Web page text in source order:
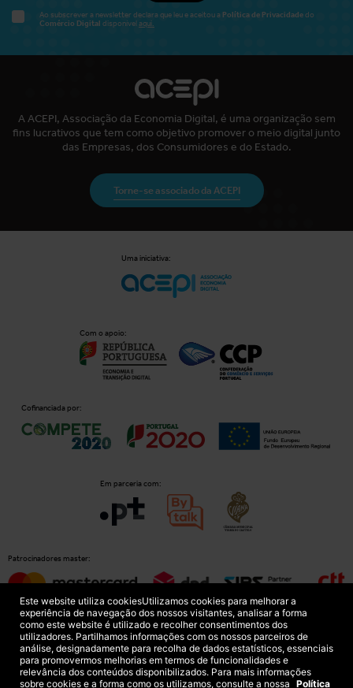
Ao subscrever a newsletter declara que leu e aceitou a Política de Privacidadedo
Comércio Digital disponível aqui.
A ACEPI, Associação da Economia Digital, é uma organização sem
fins lucrativos que tem como objetivo promover o meio digital junto
das Empresas, dos Consumidores e do Estado.
Torne-se associado da ACEPI
Uma iniciativa:
Com o apoio:
Cofinanciada por:
Em parceria com:
Patrocinadores master:
Patrocinadores principais:
Este website utiliza cookiesUtilizamos cookies para melhorar a
experiência de navegação dos nossos visitantes, analisar a forma
como este website é utilizado e recolher consentimentos dos
utilizadores. Partilhamos informações com os nossos parceiros de
análise, designadamente para recolha de dados estatísticos, essenciais
para promovermos melhorias em termos de funcionalidades e
relevância dos conteúdos disponibilizados. Para mais informações
sobre cookies e a forma como os utilizamos, consulte a nossa Política